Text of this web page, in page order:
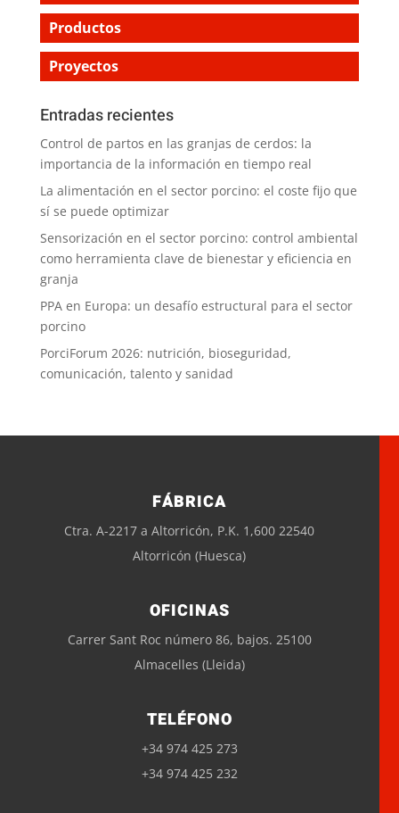
Productos
Proyectos
Entradas recientes
Control de partos en las granjas de cerdos: la
importancia de la información en tiempo real
La alimentación en el sector porcino: el coste fijo que
sí se puede optimizar
Sensorización en el sector porcino: control ambiental
como herramienta clave de bienestar y eficiencia en
granja
PPA en Europa: un desafío estructural para el sector
porcino
PorciForum 2026: nutrición, bioseguridad,
comunicación, talento y sanidad
FÁBRICA
Ctra. A-2217 a Altorricón, P.K. 1,600 22540
Altorricón (Huesca)
OFICINAS
Carrer Sant Roc número 86, bajos. 25100
Almacelles (Lleida)
TELÉFONO
+34 974 425 273
+34 974 425 232